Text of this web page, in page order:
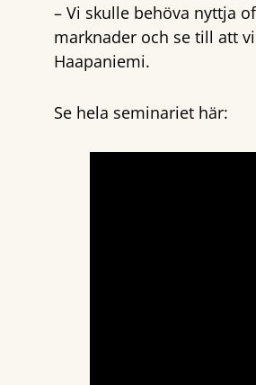
– Vi skulle behöva nyttja
marknader och se till att
Haapaniemi.
Se hela seminariet här: